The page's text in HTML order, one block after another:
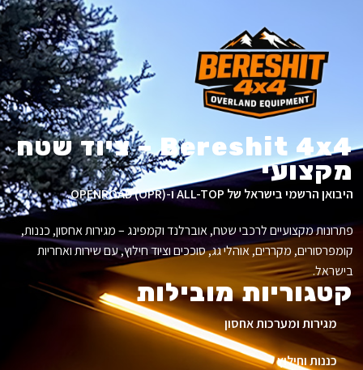
Bereshit 4x4 – ציוד שטח
מקצועי
היבואן הרשמי בישראל של ALL-TOP ו-OPENROAD (OPR).
פתרונות מקצועיים לרכבי שטח, אוברלנד וקמפינג – מגירות אחסון, כננות,
קומפרסורים, מקררים, אוהלי גג, סוככים וציוד חילוץ, עם שירות ואחריות
בישראל.
קטגוריות מובילות
מגירות ומערכות אחסון
כננות וחילוץ